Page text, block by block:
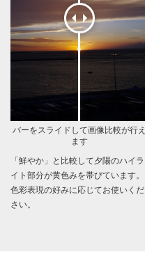
バーをスライドして画像比較が行え
ます
「鮮やか」と比較して夕陽のハイラ
イト部分が黄色みを帯びています。
色彩表現の好みに応じてお使いくだ
さい。